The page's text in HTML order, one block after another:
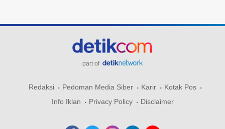
part of
Redaksi Pedoman Media Siber Karir
Kotak Pos
Info Iklan
Privacy Policy Disclaimer